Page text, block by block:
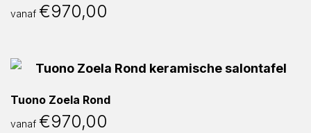
vanaf €970,00
Tuono Zoela Rond
vanaf €970,00